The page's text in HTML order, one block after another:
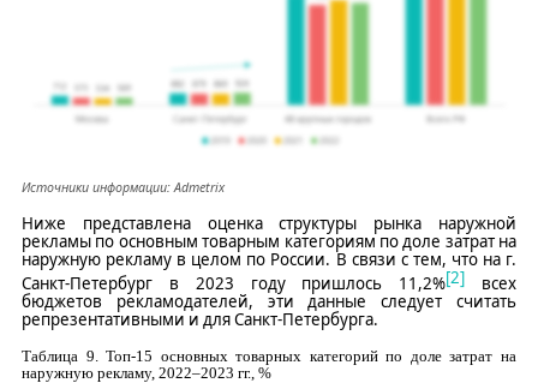
Источники информации: Admetrix
Ниже представлена оценка структуры рынка наружной
рекламы по основным товарным категориям по доле затрат на
наружную рекламу в целом по России. В связи с тем, что на г.
Санкт-Петербург в 2023 году пришлось 11,2%[2] всех
бюджетов рекламодателей, эти данные следует считать
репрезентативными и для Санкт-Петербурга.
Таблица 9 .Топ-15 основных товарных категорий по доле затрат на
наружную рекламу, 2022–2023 гг., %